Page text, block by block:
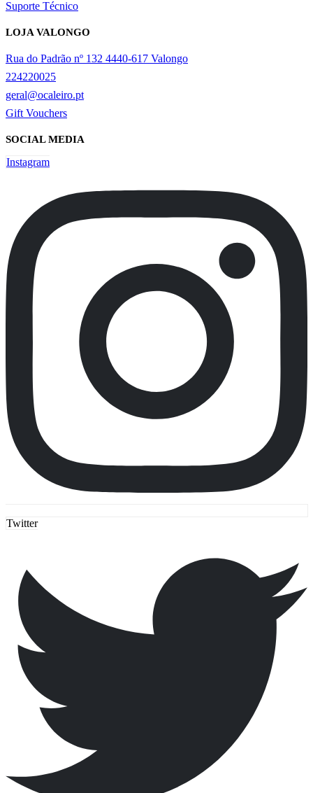
Suporte Técnico
LOJA VALONGO
Rua do Padrão nº 132 4440-617 Valongo
224220025
geral@ocaleiro.pt
Gift Vouchers
SOCIAL MEDIA
Instagram
Twitter